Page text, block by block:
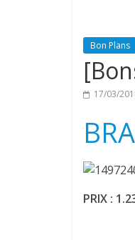
Bon Plans
17/03/
PRIX :